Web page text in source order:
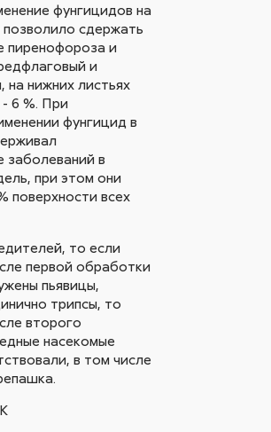
фунгицидов на
сдержать
пиренофороза и
и
на нижних листьях
6 %. При
фунгицид в
заболеваний в
при этом они
поверхности всех
то если
первой обработки
пьявицы,
трипсы, то
второго
насекомые
в том числе